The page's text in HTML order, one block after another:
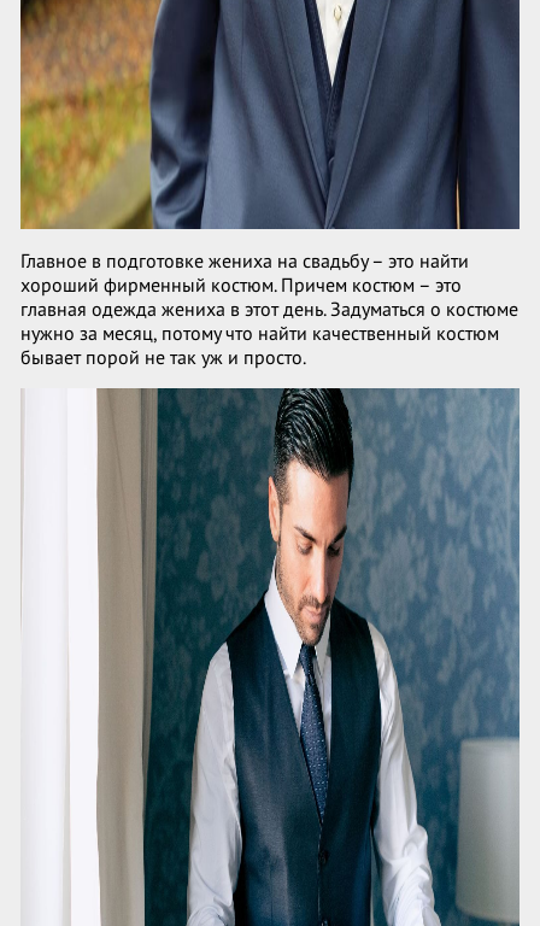
Главное в подготовке жениха на свадьбу – это найти
хороший фирменный костюм. Причем костюм – это
главная одежда жениха в этот день. Задуматься о костюме
нужно за месяц, потому что найти качественный костюм
бывает порой не так уж и просто.